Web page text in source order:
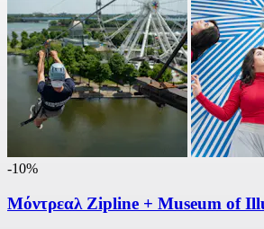
-10%
Μόντρεαλ Zipline + Museum of